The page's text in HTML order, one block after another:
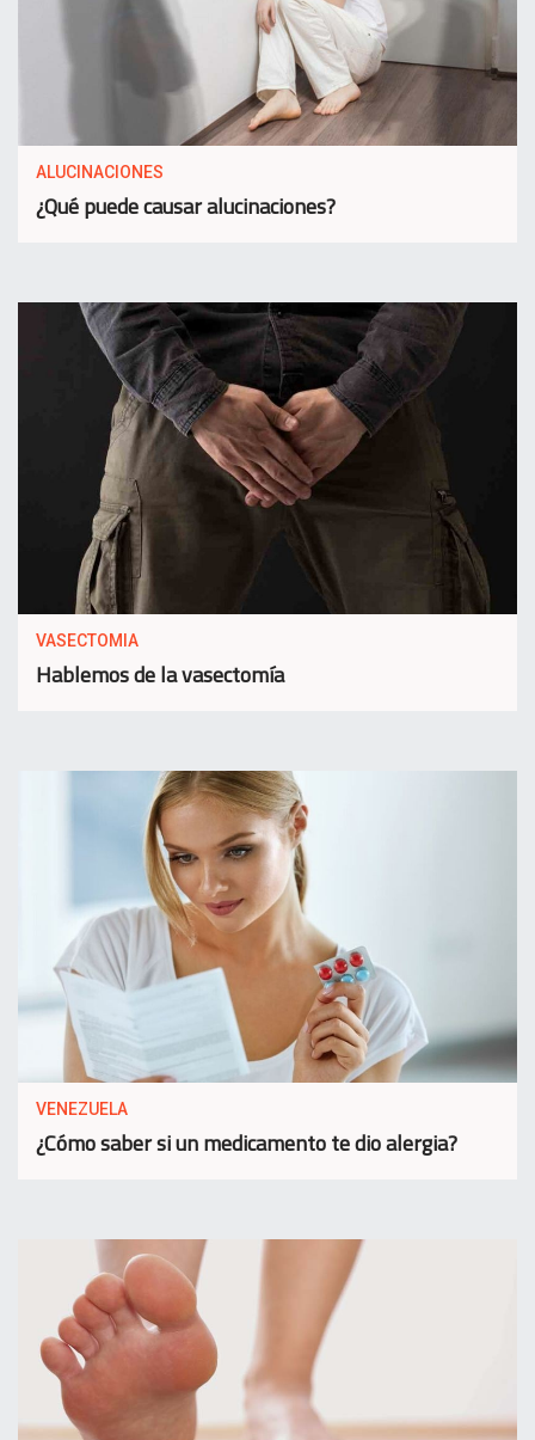
ALUCINACIONES
¿Qué puede causar alucinaciones?
VASECTOMIA
Hablemos de la vasectomía
VENEZUELA
¿Cómo saber si un medicamento te dio alergia?